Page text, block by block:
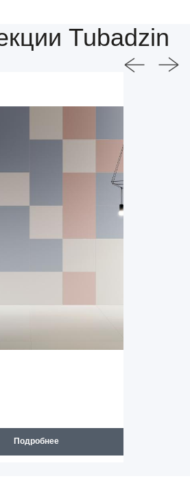
Tubadzin
Подробнее